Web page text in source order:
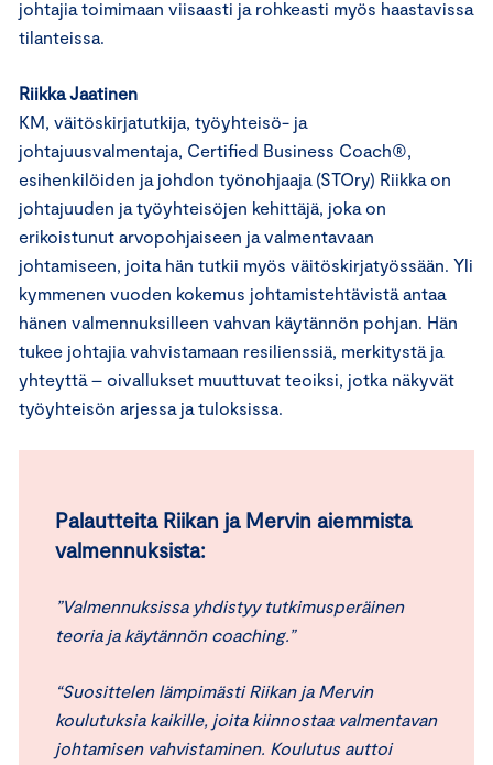
johtajia toimimaan viisaasti ja rohkeasti myös haastavissa
tilanteissa.
Riikka Jaatinen
KM, väitöskirjatutkija, työyhteisö- ja
johtajuusvalmentaja, Certified Business Coach®,
esihenkilöiden ja johdon työnohjaaja (STOry) Riikka on
johtajuuden ja työyhteisöjen kehittäjä, joka on
erikoistunut arvopohjaiseen ja valmentavaan
johtamiseen, joita hän tutkii myös väitöskirjatyössään. Yli
kymmenen vuoden kokemus johtamistehtävistä antaa
hänen valmennuksilleen vahvan käytännön pohjan. Hän
tukee johtajia vahvistamaan resilienssiä, merkitystä ja
yhteyttä – oivallukset muuttuvat teoiksi, jotka näkyvät
työyhteisön arjessa ja tuloksissa.
Palautteita Riikan ja Mervin aiemmista
valmennuksista:
”Valmennuksissa yhdistyy tutkimusperäinen
teoria ja käytännön coaching.”
“Suosittelen lämpimästi Riikan ja Mervin
koulutuksia kaikille, joita kiinnostaa valmentavan
johtamisen vahvistaminen. Koulutus auttoi